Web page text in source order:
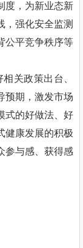
度，为新业态新
，强化安全监测
公平竞争秩序等
关政策出台、
预期，激发市场
式的好做法、好
健康发展的积极
参与感、获得感